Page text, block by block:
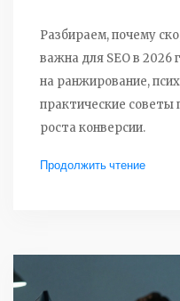
Разбираем, почему
важна для SEO в 2026
на ранжирование,
практические советы
роста конверсии.
Продолжить чтение